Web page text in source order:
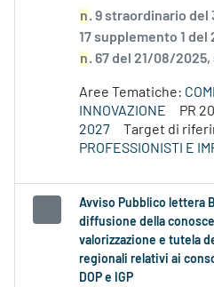
n. 9 straordinario del
17 supplemento 1 del
n. 67 del 21/08/2025,
Aree Tematiche:
INNOVAZIONE
PR
2027
Target di
PROFESSIONISTI E
Avviso Pubblico lettera
diffusione della
valorizzazione e tutela
regionali relativi ai
DOP e IGP